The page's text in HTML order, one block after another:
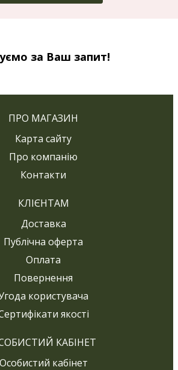
за Ваш запит!
ПРО МАГАЗИН
Карта сайту
Про компанію
Контакти
КЛІЄНТАМ
Доставка
Публічна оферта
Оплата
Повернення
користувача
якості
КАБІНЕТ
Особистий кабінет